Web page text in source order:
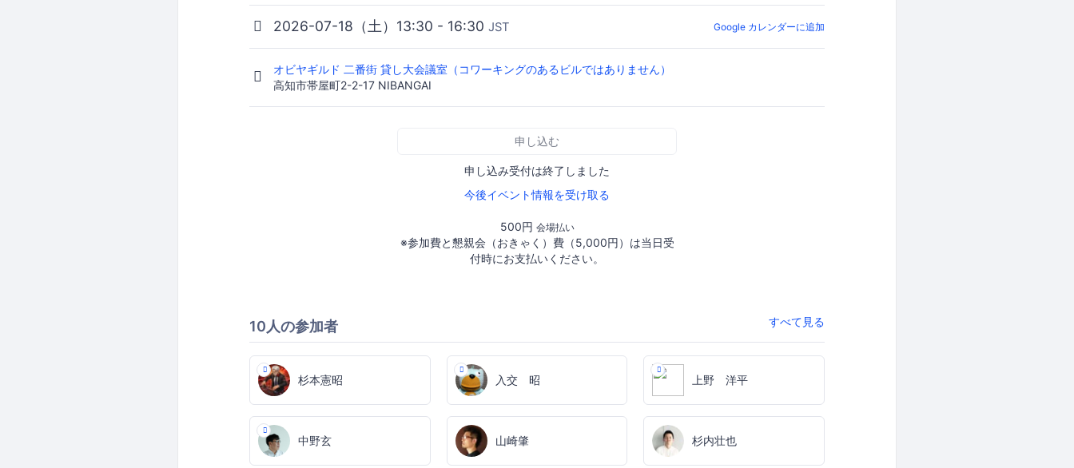
2026-07-18（土）13:30 - 16:30 JST Google カレンダーに追加
オビヤギルド 二番街 貸し大会議室（コワーキングのあるビルではありません）
高知市帯屋町2-2-17 NIBANGAI
申し込む
申し込み受付は終了しました
今後イベント情報を受け取る
500円 会場払い
※参加費と懇親会（おきゃく）費（5,000円）は当日受
付時にお支払いください。
10人の参加者 すべて見る
杉本憲昭 入交 昭 上野 洋平
中野玄 山崎肇 杉内壮也